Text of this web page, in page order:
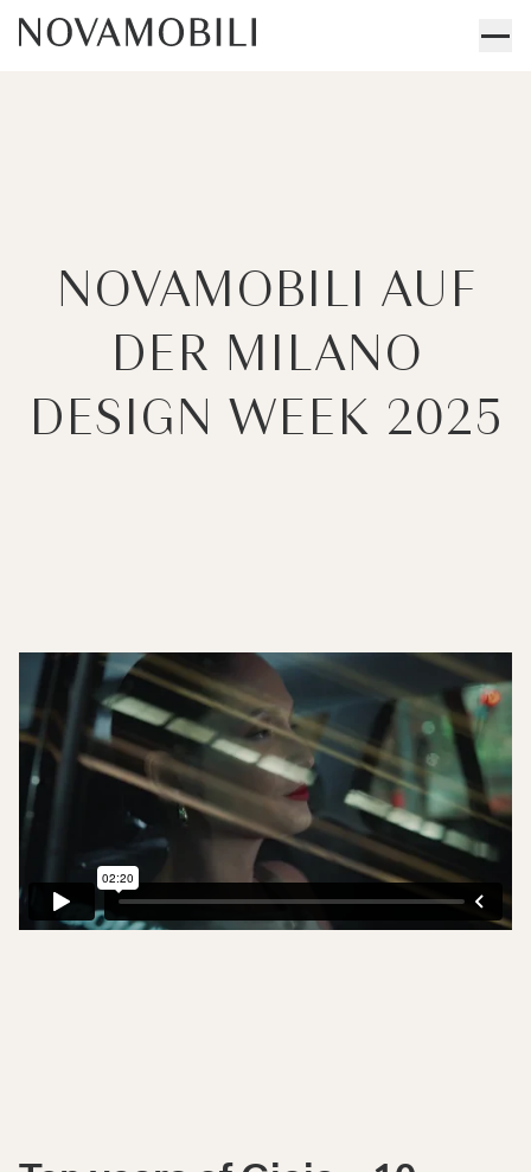
NOVAMOBILI AUF
DER MILANO
DESIGN WEEK 2025